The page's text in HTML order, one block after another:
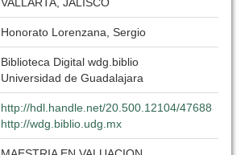
Honorato Lorenzana, Sergio
Biblioteca Digital wdg.biblio
Universidad de Guadalajara
http://hdl.handle.net/20.500.12104/47688
http://wdg.biblio.udg.mx